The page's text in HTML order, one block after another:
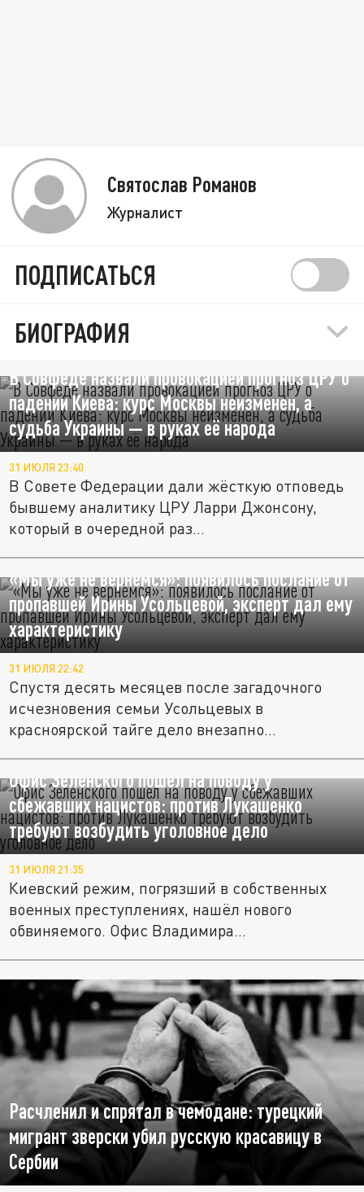
Святослав Романов
Журналист
ПОДПИСАТЬСЯ
БИОГРАФИЯ
В Совфеде назвали провокацией прогноз ЦРУ о
падении Киева: курс Москвы неизменен, а
судьба Украины — в руках её народа
31 ИЮЛЯ 23:40
В Совете Федерации дали жёсткую отповедь
бывшему аналитику ЦРУ Ларри Джонсону,
который в очередной раз...
«Мы уже не вернёмся»: появилось послание от
пропавшей Ирины Усольцевой, эксперт дал ему
характеристику
31 ИЮЛЯ 22:42
Спустя десять месяцев после загадочного
исчезновения семьи Усольцевых в
красноярской тайге дело внезапно...
Офис Зеленского пошёл на поводу у
сбежавших нацистов: против Лукашенко
требуют возбудить уголовное дело
31 ИЮЛЯ 21:35
Киевский режим, погрязший в собственных
военных преступлениях, нашёл нового
обвиняемого. Офис Владимира...
Расчленил и спрятал в чемодане: турецкий
мигрант зверски убил русскую красавицу в
Сербии